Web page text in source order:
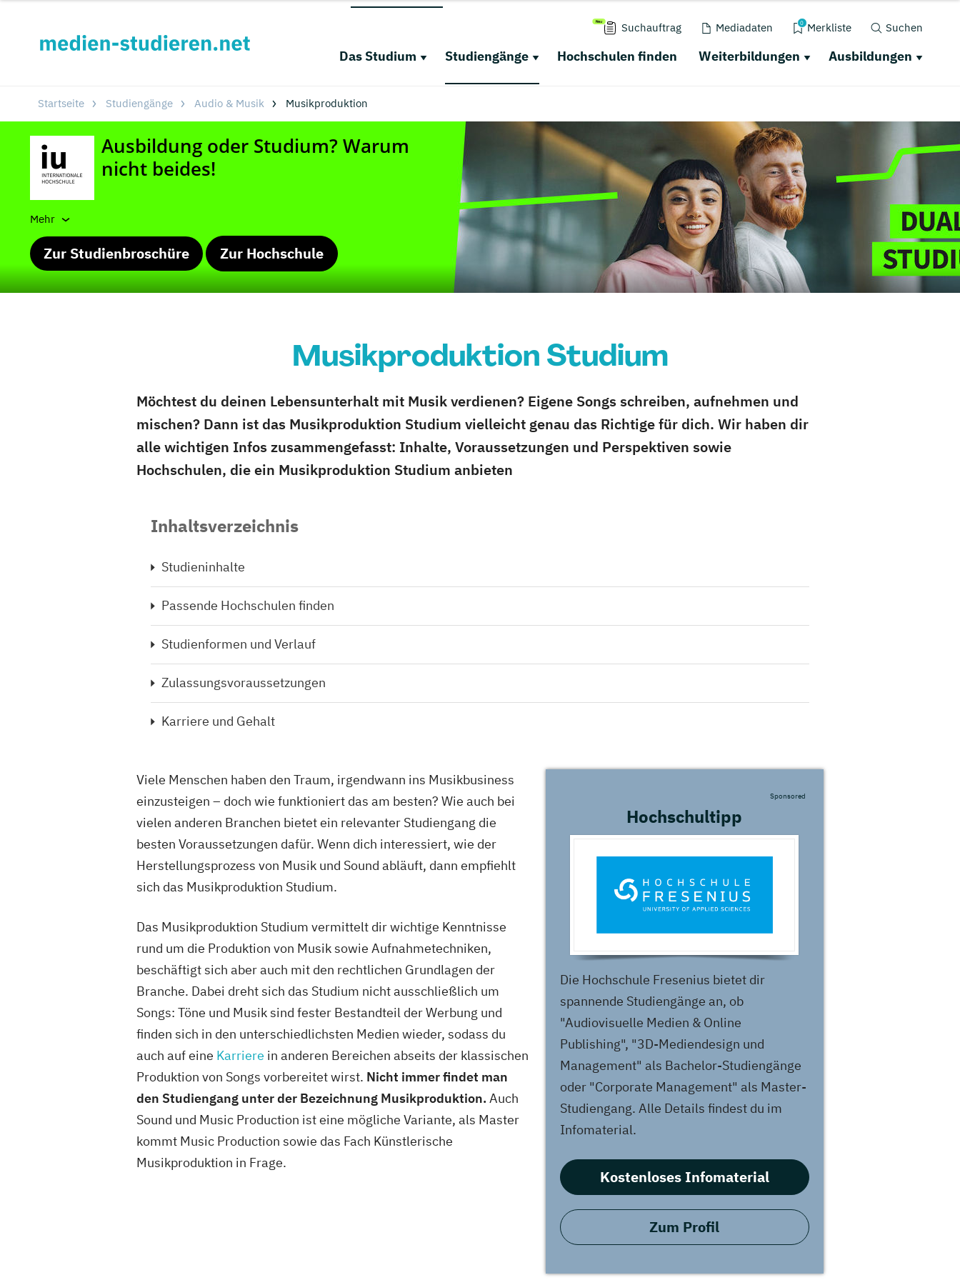
Suchauftrag Mediadaten 0 Merkliste Suchen
Das Studium Studiengänge Hochschulen finden Weiterbildungen Ausbildungen
Startseite Studiengänge Audio & Musik Musikproduktion
Mehr
Zur Studienbroschüre Zur Hochschule
Musikproduktion Studium
Möchtest du deinen Lebensunterhalt mit Musik verdienen? Eigene Songs schreiben, aufnehmen und
mischen? Dann ist das Musikproduktion Studium vielleicht genau das Richtige für dich. Wir haben dir
alle wichtigen Infos zusammengefasst: Inhalte, Voraussetzungen und Perspektiven sowie
Hochschulen, die ein Musikproduktion Studium anbieten
Inhaltsverzeichnis
Studieninhalte
Passende Hochschulen finden
Studienformen und Verlauf
Zulassungsvoraussetzungen
Karriere und Gehalt
Viele Menschen haben den Traum, irgendwann ins Musikbusiness
einzusteigen – doch wie funktioniert das am besten? Wie auch bei
vielen anderen Branchen bietet ein relevanter Studiengang die
besten Voraussetzungen dafür. Wenn dich interessiert, wie der
Herstellungsprozess von Musik und Sound abläuft, dann empfiehlt
sich das Musikproduktion Studium.
Das Musikproduktion Studium vermittelt dir wichtige Kenntnisse
rund um die Produktion von Musik sowie Aufnahmetechniken,
beschäftigt sich aber auch mit den rechtlichen Grundlagen der
Branche. Dabei dreht sich das Studium nicht ausschließlich um
Songs: Töne und Musik sind fester Bestandteil der Werbung und
finden sich in den unterschiedlichsten Medien wieder, sodass du
auch auf eine Karriere in anderen Bereichen abseits der klassischen
Produktion von Songs vorbereitet wirst. Nicht immer findet man
den Studiengang unter der Bezeichnung Musikproduktion.Auch
Sound und Music Production ist eine mögliche Variante, als Master
kommt Music Production sowie das Fach Künstlerische
Musikproduktion in Frage.
Hochschultipp
Sponsored
Die Hochschule Fresenius bietet dir
spannende Studiengänge an, ob
"Audiovisuelle Medien & Online
Publishing", "3D-Mediendesign und
Management" als Bachelor-Studiengänge
oder "Corporate Management" als Master-
Studiengang. Alle Details findest du im
Infomaterial.
Kostenloses Infomaterial
Zum Profil